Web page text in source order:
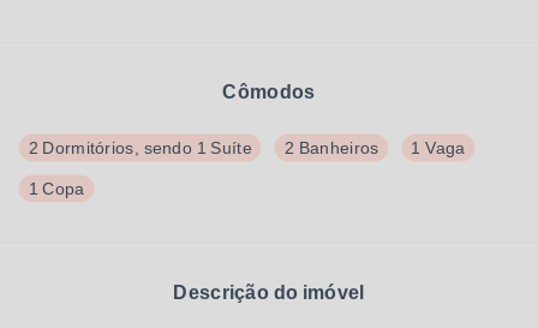
Cômodos
2 Dormitórios, sendo 1 Suíte 2 Banheiros 1 Vaga
1 Copa
Descrição do imóvel